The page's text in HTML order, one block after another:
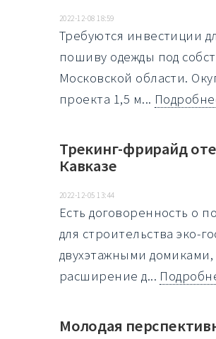
2022-12-08 18:59
Требуются инвестиции
пошиву одежды под
Московской области.
проекта 1,5 м...
Трекинг-фрирайд
Кавказе
2022-12-05 13:44
Есть договоренность о
для строительства эко-
двухэтажными
расширение д...
Молодая